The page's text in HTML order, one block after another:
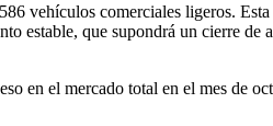
vehículos comerciales ligeros.
estable, que supondrá un cierre
en el mercado total en el mes de